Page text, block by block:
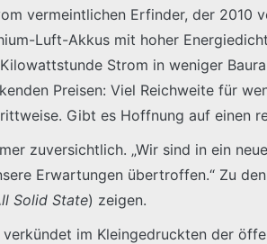
vermeintlichen Erfinder, der 2010
Luft-Akkus mit hoher
Strom in weniger
Preisen: Viel Reichweite für
Gibt es Hoffnung auf einen
zuversichtlich. „Wir sind in ein
Erwartungen übertroffen.“ Zu
Solid State) zeigen.
im Kleingedruckten der